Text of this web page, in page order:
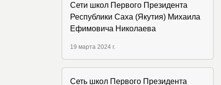
Сети школ Первого Президента
Республики Саха (Якутия) Михаила
Ефимовича Николаева
19 марта 2024 г.
Сеть школ Первого Президента